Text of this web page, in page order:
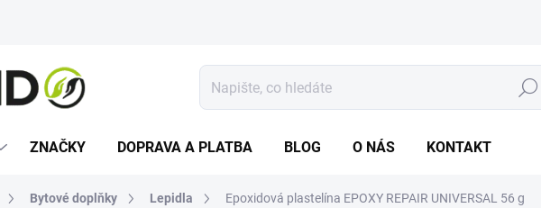
Hledat
ZNAČKY DOPRAVA A PLATBA BLOG O NÁS KONTAKT
Bytové doplňky Lepidla Epoxidová plastelína EPOXY REPAIR UNIVERSAL 56 g